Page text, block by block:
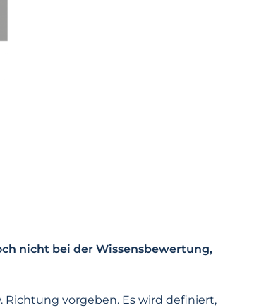
nicht bei der Wissensbewertung,
vorgeben. Es wird definiert,